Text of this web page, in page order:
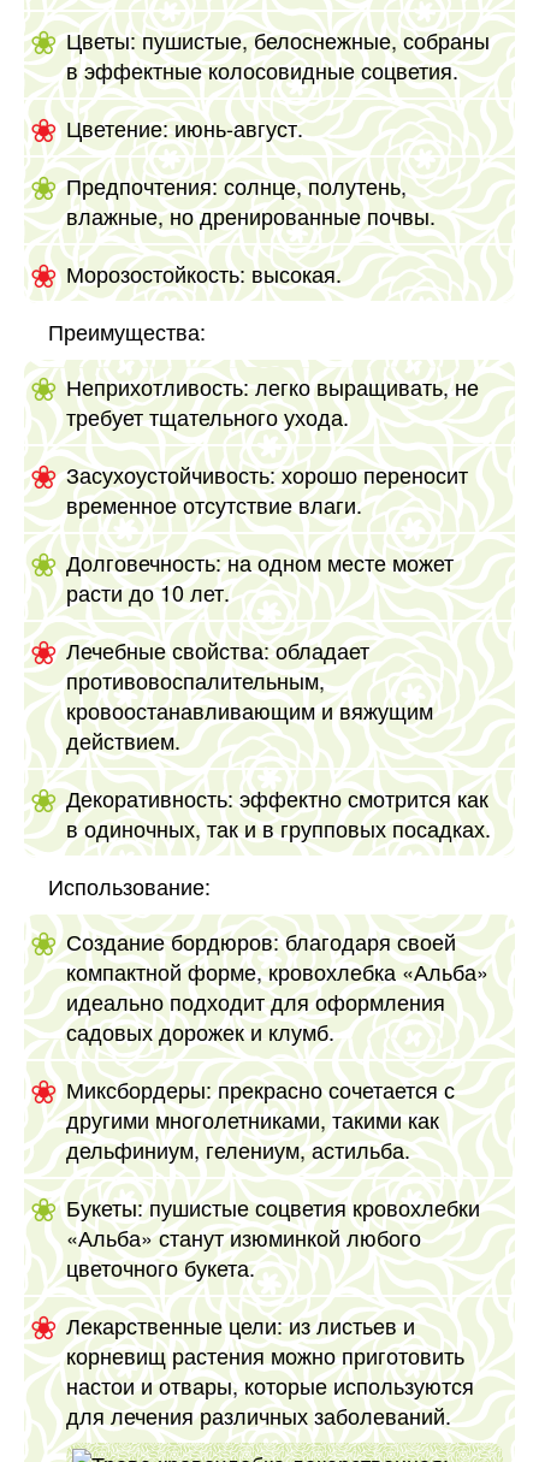
Цветы: пушистые, белоснежные, собраны
в эффектные колосовидные соцветия.
Цветение: июнь-август.
Предпочтения: солнце, полутень,
влажные, но дренированные почвы.
Морозостойкость: высокая.
Преимущества:
Неприхотливость: легко выращивать, не
требует тщательного ухода.
Засухоустойчивость: хорошо переносит
временное отсутствие влаги.
Долговечность: на одном месте может
расти до 10 лет.
Лечебные свойства: обладает
противовоспалительным,
кровоостанавливающим и вяжущим
действием.
Декоративность: эффектно смотрится как
в одиночных, так и в групповых посадках.
Использование:
Создание бордюров: благодаря своей
компактной форме, кровохлебка «Альба»
идеально подходит для оформления
садовых дорожек и клумб.
Миксбордеры: прекрасно сочетается с
другими многолетниками, такими как
дельфиниум, гелениум, астильба.
Букеты: пушистые соцветия кровохлебки
«Альба» станут изюминкой любого
цветочного букета.
Лекарственные цели: из листьев и
корневищ растения можно приготовить
настои и отвары, которые используются
для лечения различных заболеваний.